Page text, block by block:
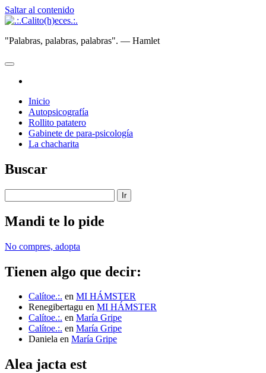
Saltar al contenido
.:.Calito(h)eces.:.
"Palabras, palabras, palabras". — Hamlet
abrir
principal
Inicio
Autopsicografía
Rollito patatero
Gabinete de para-psicología
La chacharita
Barra
Buscar
Mandi te lo pide
No compres, adopta
Tienen algo que decir:
Calítoe.:. en MI HÁMSTER
Renegibertagu en MI HÁMSTER
Calítoe.:. en María Gripe
Calítoe.:. en María Gripe
Daniela en María Gripe
Alea jacta est